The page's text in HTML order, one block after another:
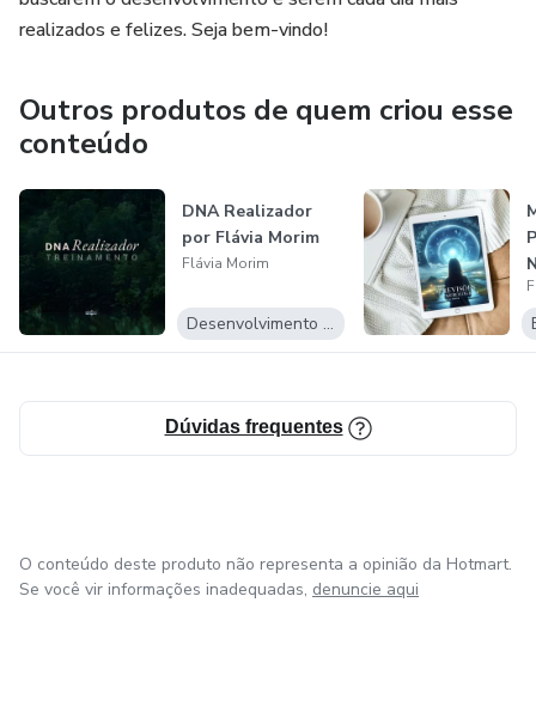
realizados e felizes. Seja bem-vindo!
Outros produtos de quem criou esse
conteúdo
DNA Realizador
por Flávia Morim
Flávia Morim
Desenvolvimento Pessoal
Dúvidas frequentes
O conteúdo deste produto não representa a opinião da Hotmart.
Se você vir informações inadequadas, denuncie aqui